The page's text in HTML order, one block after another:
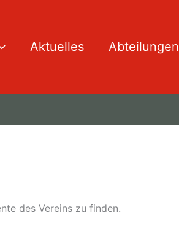
Aktuelles Abteilungen
des Vereins zu finden.